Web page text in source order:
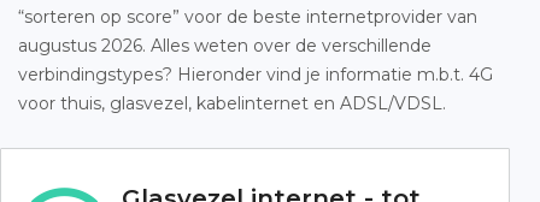
“sorteren op score” voor de beste internetprovider van
augustus 2026. Alles weten over de verschillende
verbindingstypes? Hieronder vind je informatie m.b.t. 4G
voor thuis, glasvezel, kabelinternet en ADSL/VDSL.